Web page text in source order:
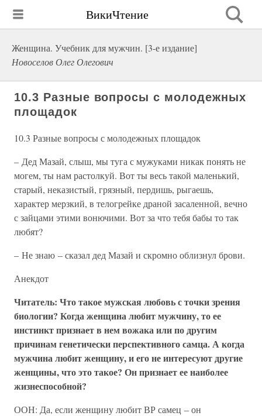
ВикиЧтение
Женщина. Учебник для мужчин. [3-е издание]
Новоселов Олег Олегович
10.3 Разные вопросы с молодежных
площадок
10.3 Разные вопросы с молодежных площадок
– Дед Мазай, слыш, мы туга с мужуками никак понять не
могем, ты нам растолкуй. Вот ты весь такой маленький,
старый, неказистый, грязный, пердишь, рыгаешь,
характер мерзкий, в телогрейке драной засаленной, вечно
с зайцами этими вонючими. Вот за что тебя бабы то так
любят?
– Не знаю – сказал дед Мазай и скромно облизнул брови.
Анекдот
Читатель: Что такое мужская любовь с точки зрения
биологии? Когда женщина любит мужчину, то ее
инстинкт признает в нем вожака или по другим
причинам генетически перспективного самца. А когда
мужчина любит женщину, и его не интересуют другие
женщины, что это такое? Он признает ее наиболее
жизнеспособной?
ООН: Да, если женщину любит ВР самец – он